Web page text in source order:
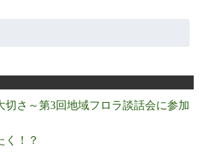
切さ～第3回地域フロラ談話会に参加
く！？